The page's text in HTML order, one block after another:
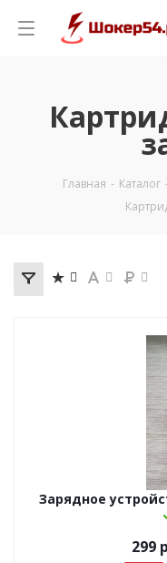
Главная - Каталог -
Зарядное
299